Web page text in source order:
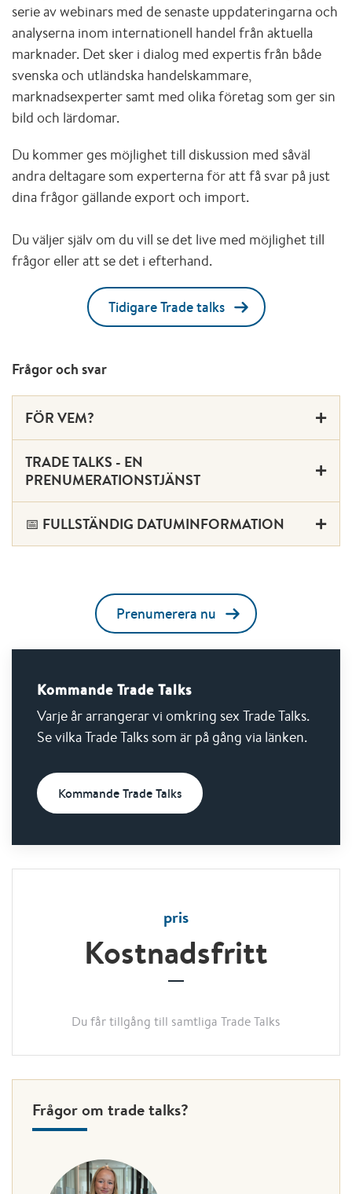
Kommande Trade Talks
Varje år arrangerar vi omkring sex Trade Talks.
Se vilka Trade Talks som är på gång via länken.
Kommande Trade Talks
pris
Kostnadsfritt
Du får tillgång till samtliga Trade Talks
Frågor om trade talks?
serie av webinars med de senaste uppdateringarna och
analyserna inom internationell handel från aktuella
marknader. Det sker i dialog med expertis från både
svenska och utländska handelskammare,
marknadsexperter samt med olika företag som ger sin
bild och lärdomar.
Du kommer ges möjlighet till diskussion med såväl
andra deltagare som experterna för att få svar på just
dina frågor gällande export och import.
Du väljer själv om du vill se det live med möjlighet till
frågor eller att se det i efterhand.
Tidigare Trade talks
Frågor och svar
FÖR VEM?
TRADE TALKS - EN
PRENUMERATIONSTJÄNST
📅 FULLSTÄNDIG DATUMINFORMATION
Prenumerera nu